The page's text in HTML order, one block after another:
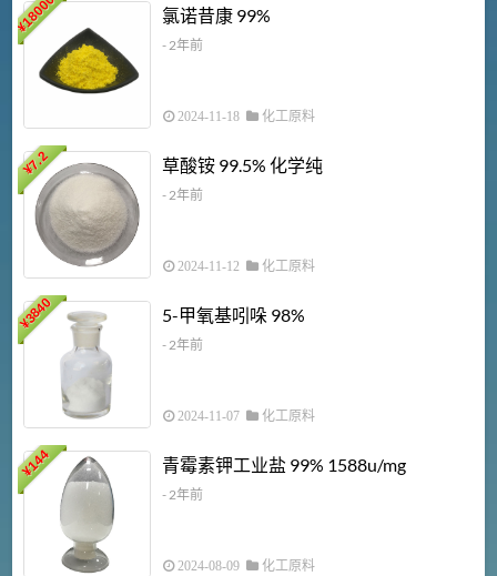
¥
18000 氯诺昔康 99%
- 2年前
2024-11-18 化工原料
¥
7.2 草酸铵 99.5% 化学纯
- 2年前
2024-11-12 化工原料
¥
3840 5-甲氧基吲哚 98%
- 2年前
2024-11-07 化工原料
¥
144 青霉素钾工业盐 99% 1588u/mg
- 2年前
2024-08-09 化工原料